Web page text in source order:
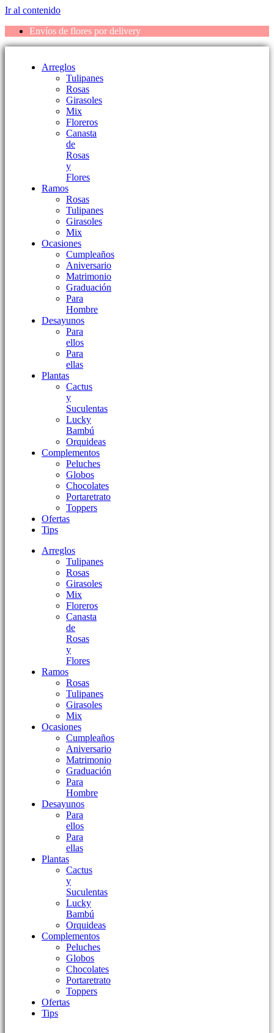
Ir al contenido
Envíos de flores por delivery
Arreglos
Tulipanes
Rosas
Girasoles
Mix
Floreros
Canasta
de
Rosas
y
Flores
Ramos
Rosas
Tulipanes
Girasoles
Mix
Ocasiones
Cumpleaños
Aniversario
Matrimonio
Graduación
Para
Hombre
Desayunos
Para
ellos
Para
ellas
Plantas
Cactus
y
Suculentas
Lucky
Bambú
Orquideas
Complementos
Peluches
Globos
Chocolates
Portaretrato
Toppers
Ofertas
Tips
Arreglos
Tulipanes
Rosas
Girasoles
Mix
Floreros
Canasta
de
Rosas
y
Flores
Ramos
Rosas
Tulipanes
Girasoles
Mix
Ocasiones
Cumpleaños
Aniversario
Matrimonio
Graduación
Para
Hombre
Desayunos
Para
ellos
Para
ellas
Plantas
Cactus
y
Suculentas
Lucky
Bambú
Orquideas
Complementos
Peluches
Globos
Chocolates
Portaretrato
Toppers
Ofertas
Tips